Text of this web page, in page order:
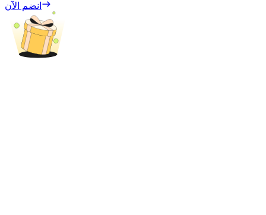
انضم الآن